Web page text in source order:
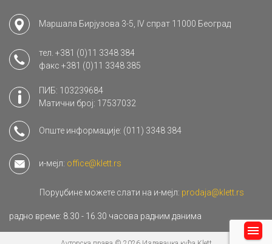
Маршала Бирјузова 3-5, IV спрат 11000 Београд
тел. +381 (0)11 3348 384
факс +381 (0)11 3348 385
ПИБ: 103239684
Матични број: 17537032
Опште информације: (011) 3348 384
и-мејл: office@klett.rs
Поруџбине можете слати на и-мејл: prodaja@klett.rs
радно време: 8.30 - 16.30 часова радним данима